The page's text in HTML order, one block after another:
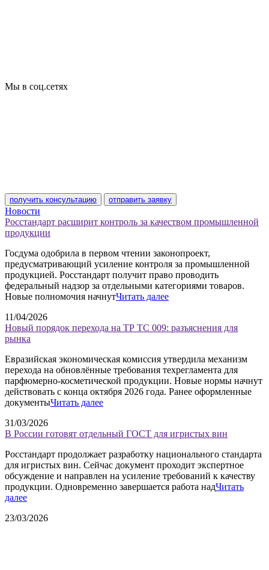
Мы в соц.сетях
получить консультацию отправить заявку
Новости
Росстандарт расширит контроль за качеством промышленной
продукции
Госдума одобрила в первом чтении законопроект,
предусматривающий усиление контроля за промышленной
продукцией. Росстандарт получит право проводить
федеральный надзор за отдельными категориями товаров.
Новые полномочия начнутЧитать далее
11/04/2026
Новый порядок перехода на ТР ТС 009: разъяснения для
рынка
Евразийская экономическая комиссия утвердила механизм
перехода на обновлённые требования техрегламента для
парфюмерно-косметической продукции. Новые нормы начнут
действовать с конца октября 2026 года. Ранее оформленные
документыЧитать далее
31/03/2026
В России готовят отдельный ГОСТ для игристых вин
Росстандарт продолжает разработку национального стандарта
для игристых вин. Сейчас документ проходит экспертное
обсуждение и направлен на усиление требований к качеству
продукции. Одновременно завершается работа надЧитать
далее
23/03/2026